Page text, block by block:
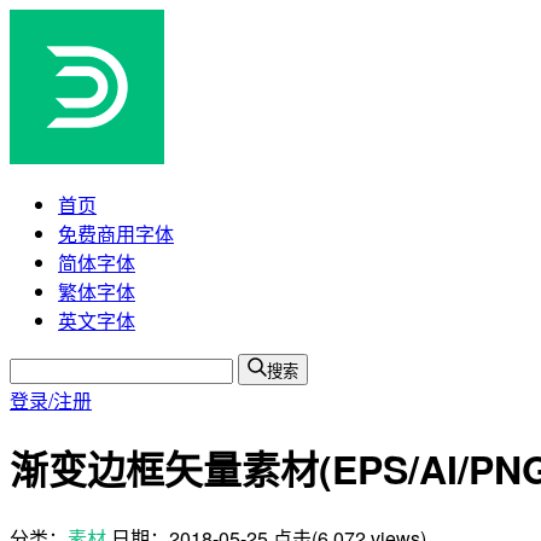
首页
免费商用字体
简体字体
繁体字体
英文字体
搜索
登录/注册
渐变边框矢量素材(EPS/AI/